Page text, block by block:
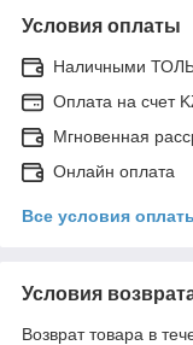
Условия оплаты
Наличными
Оплата на счет
Мгновенная
Онлайн оплата
Все условия
Условия
Возврат товара в